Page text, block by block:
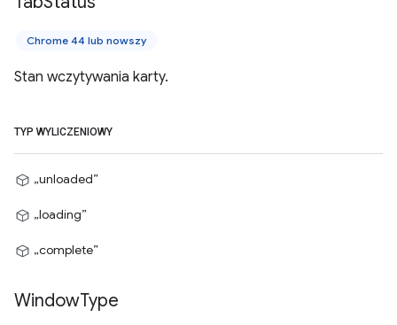
Chrome 44 lub nowszy
Stan wczytywania karty.
TYP WYLICZENIOWY
„unloaded”
„loading”
„complete”
WindowType